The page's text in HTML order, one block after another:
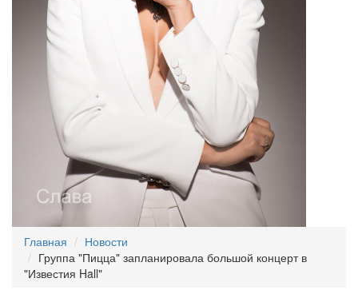
Главная
Новости
Группа "Пицца" запланировала большой концерт в
"Известия Hall"